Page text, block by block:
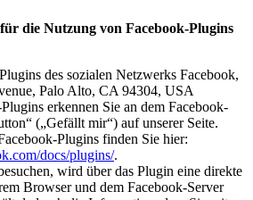
die Nutzung von Facebook-Plugins
des sozialen Netzwerks Facebook,
Palo Alto, CA 94304, USA
erkennen Sie an dem Facebook-
(„Gefällt mir“) auf unserer Seite.
Plugins finden Sie hier:
docs/plugins/.
wird über das Plugin eine direkte
Browser und dem Facebook-Server